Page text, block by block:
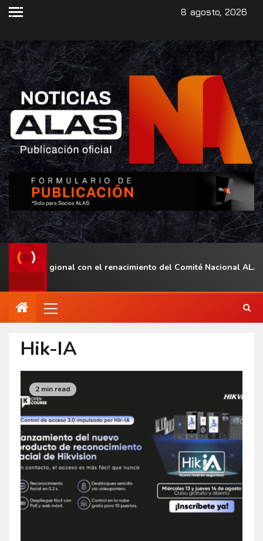
8 agosto, 2026
regional con el renacimiento del Comité Nacional ALAS
Hik-IA
2 min read